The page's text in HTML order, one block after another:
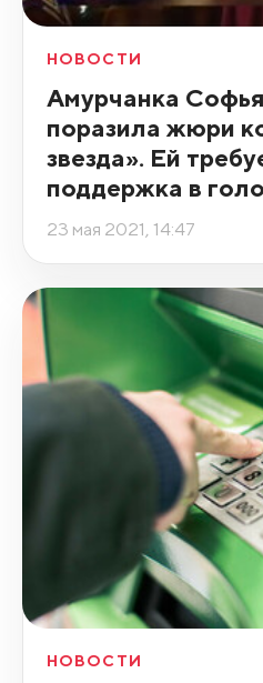
НОВОСТИ
Амурчанка
поразила жюри
звезда». Ей
поддержка в
23 мая 2021, 14:47
НОВОСТИ